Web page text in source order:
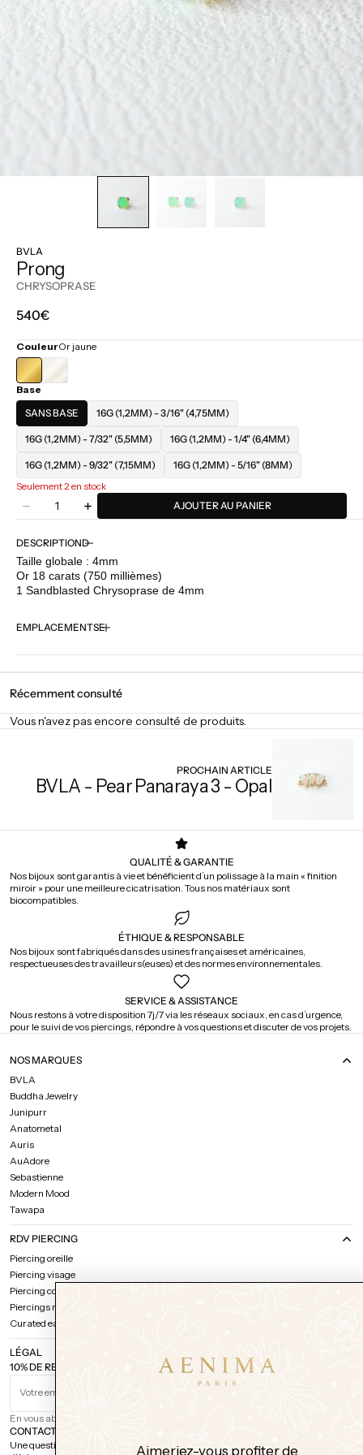
BVLA
Prong
CHRYSOPRASE
Prix
540€
CouleurOr jaune
Base
SANS BASE
16G (1,2MM) - 3/16" (4,75MM)
16G (1,2MM) - 7/32" (5,5MM) 16G (1,2MM) - 1/4" (6,4MM)
16G (1,2MM) - 9/32" (7,15MM)
16G (1,2MM) - 5/16" (8MM)
Seulement 2 en stock
Diminuer
quantité
pour
BVLA
-
Chrysoprase
Quantité
Augmenter
quantité
pour
BVLA
-
Prong
Chrysoprase
AJOUTER AU PANIER
DESCRIPTION
Taille globale : 4mm
Or 18 carats (750 millièmes)
1 Sandblasted Chrysoprase de 4mm
EMPLACEMENTS
Récemment consulté
Vous n'avez pas encore consulté de produits.
PROCHAIN ARTICLE
BVLA - Pear Panaraya 3 - Opal
QUALITÉ & GARANTIE
Nos bijoux sont garantis à vie et bénéficient d’un polissage à la main « finition
miroir » pour une meilleure cicatrisation. Tous nos matériaux sont
biocompatibles.
ÉTHIQUE & RESPONSABLE
Nos bijoux sont fabriqués dans des usines françaises et américaines,
respectueuses des travailleurs(euses) et des normes environnementales.
SERVICE & ASSISTANCE
Nous restons à votre disposition 7j/7 via les réseaux sociaux, en cas d’urgence,
pour le suivi de vos piercings, répondre à vos questions et discuter de vos projets.
10% DE REMISE SUR VOTRE PREMIÈRE COMMANDE
Votre email
En vous abonnant, vous comprenez et acceptez notre
NOS MARQUES
BVLA
Buddha Jewelry
Junipurr
Anatometal
Auris
AuAdore
Sebastienne
Modern Mood
Tawapa
RDV PIERCING
Piercing oreille
Piercing visage
Piercing corps
Piercings multiples
Curated ear / Discussion projet
LÉGAL
CONTACT
Une question sur une commande, un bijou, un piercing, ou simplement envie
Aimeriez-vous profiter de